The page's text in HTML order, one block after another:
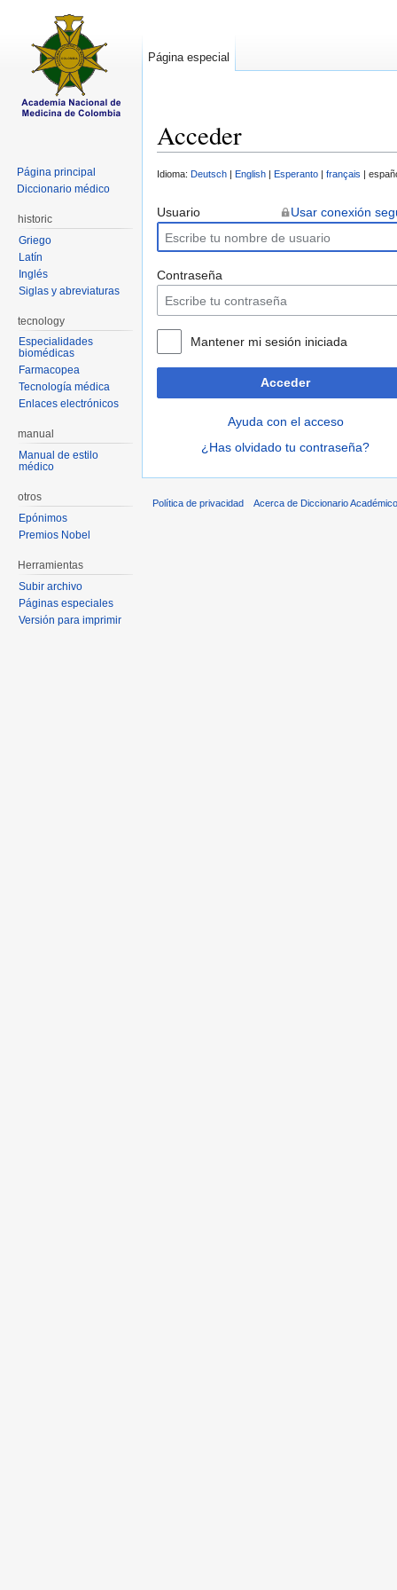
Acceder
Idioma: Deutsch English Esperanto français |
Usuario Usar conexión
Contraseña
Mantener mi sesión iniciada
Acceder
Ayuda con el acceso
¿Has olvidado tu contraseña?
Página especial
Página principal
Diccionario médico
historic
Griego
Latín
Inglés
Siglas y abreviaturas
tecnology
Especialidades
biomédicas
Farmacopea
Tecnología médica
Enlaces electrónicos
manual
Manual de estilo
médico
otros
Epónimos
Premios Nobel
Herramientas
Subir archivo
Páginas especiales
Versión para imprimir
Política de privacidad Acerca de Diccionario